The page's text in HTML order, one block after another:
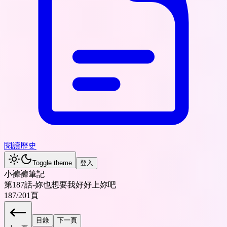
閱讀歷史
Toggle theme 登入
小褲褲筆記
第187話-妳也想要我好好上妳吧
187/201 頁
目錄 下一頁